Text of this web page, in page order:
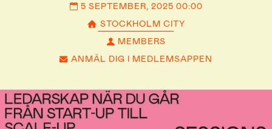
5 SEPTEMBER, 2025 00:00
STOCKHOLM CITY
MEMBERS
ANMÄL DIG I MEDLEMSAPPEN